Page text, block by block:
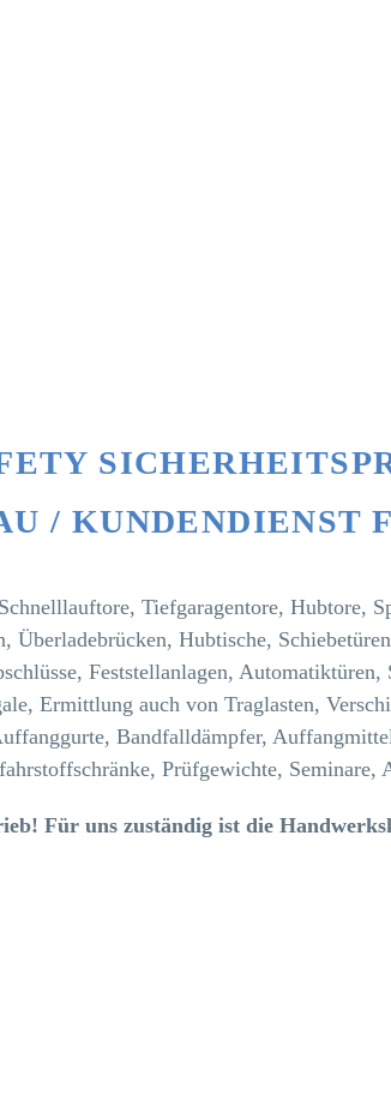
/ KUNDENDIENST
Tiefgaragentore, Hubtore,
Überladebrücken, Hubtische,
Feststellanlagen,
Ermittlung auch von Traglasten,
Bandfalldämpfer,
Prüfgewichte, Seminare,
Für uns zuständig ist die